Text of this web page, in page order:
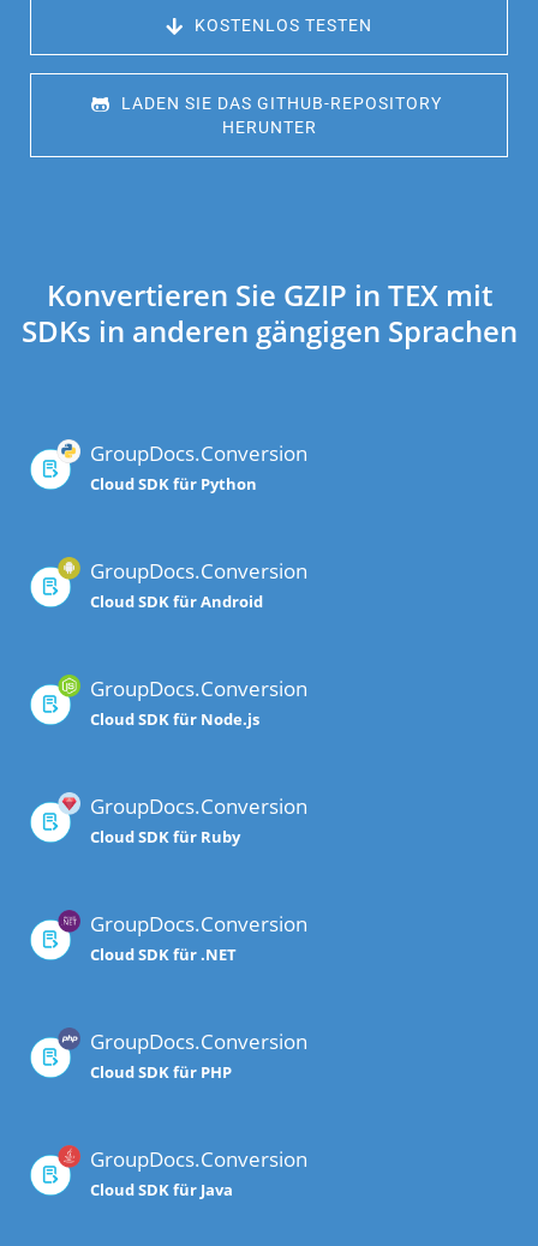
KOSTENLOS TESTEN
LADEN SIE DAS GITHUB-REPOSITORY
HERUNTER
Konvertieren Sie GZIP in TEX mit
SDKs in anderen gängigen Sprachen
GroupDocs.Conversion
Cloud SDK für Python
GroupDocs.Conversion
Cloud SDK für Android
GroupDocs.Conversion
Cloud SDK für Node.js
GroupDocs.Conversion
Cloud SDK für Ruby
GroupDocs.Conversion
Cloud SDK für .NET
GroupDocs.Conversion
Cloud SDK für PHP
GroupDocs.Conversion
Cloud SDK für Java